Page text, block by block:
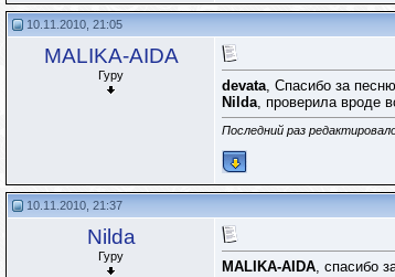
10.11.2010, 21:05
MALIKA-AIDA
Гуру
devata, Спасибо за
Nilda, проверила вроде
Последний раз
10.11.2010, 21:37
Nilda
Гуру
MALIKA-AIDA, спасибо